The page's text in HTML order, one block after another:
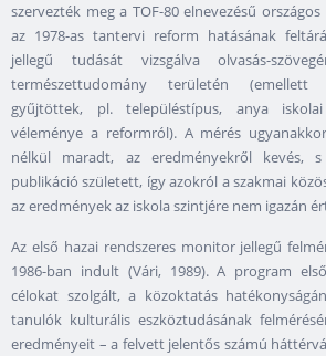
szervezték meg a TOF-80 elnevezésű
az 1978-as tantervi reform hatásának
jellegű tudását vizsgálva olvasás-
természettudomány területén (emellett
gyűjtöttek, pl. településtípus, anya
véleménye a reformról). A mérés
nélkül maradt, az eredményekről kevés,
publikáció született, így azokról a szakmai
az eredmények az iskola szintjére nem igazán
Az első hazai rendszeres monitor jellegű
1986-ban indult (Vári, 1989). A program
célokat szolgált, a közoktatás
tanulók kulturális eszköztudásának
eredményeit – a felvett jelentős számú